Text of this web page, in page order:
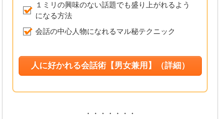
１ミリの興味のない話題でも盛り上がれるよう
になる方法
会話の中心人物になれるマル秘テクニック
人に好かれる会話術【男女兼用】 （詳細）
・・・・・・・